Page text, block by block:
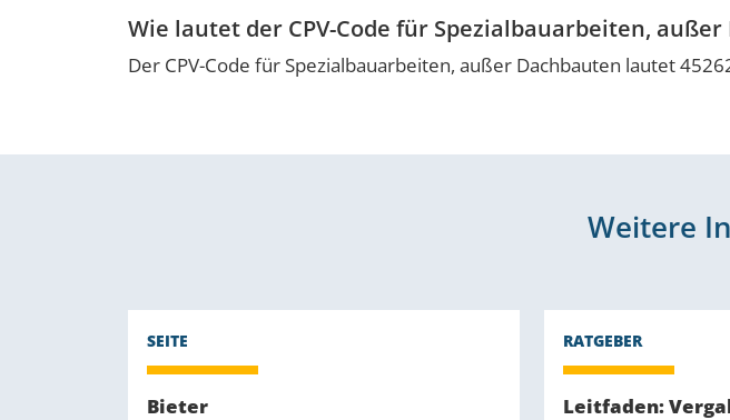
Wie lautet der CPV-Code für Spezialbauarbeiten, außer
Der CPV-Code für Spezialbauarbeiten, außer Dachbauten lautet
Weitere
Bieter Leitfaden: